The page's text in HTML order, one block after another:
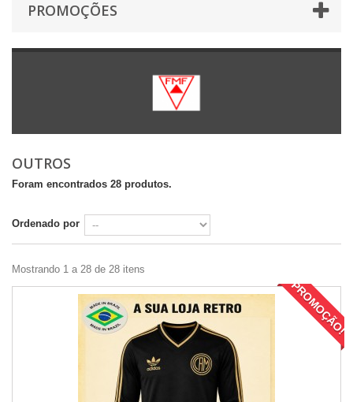
PROMOÇÕES
OUTROS
Foram encontrados 28 produtos.
Ordenado por
Mostrando 1 a 28 de 28 itens
PROMOÇÃO!